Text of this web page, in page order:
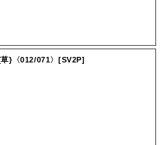
}〈012/071〉[SV2P]